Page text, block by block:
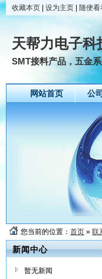
收藏本页 设为主页 随便看
天帮力电子科
SMT接料产品，五金
网站首页 公
您当前的位置： 首页 » 联
新闻中心
暂无新闻